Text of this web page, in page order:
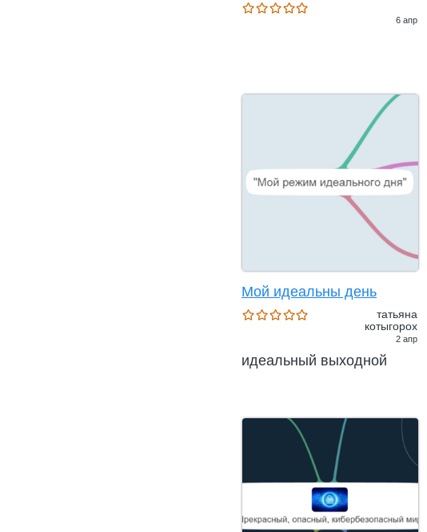
6 апр
Мой идеальны день
татьяна
котыгорох
2 апр
идеальный выходной